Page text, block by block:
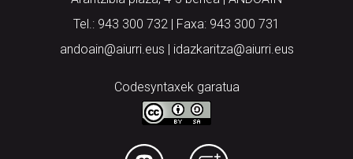
Tel.: 943 300 732 | Faxa: 943 300 731
andoain@aiurri.eus | idazkaritza@aiurri.eus
Codesyntaxek garatua